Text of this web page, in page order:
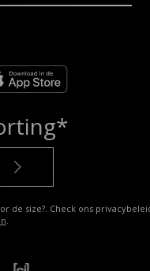
de size?. Check ons
.